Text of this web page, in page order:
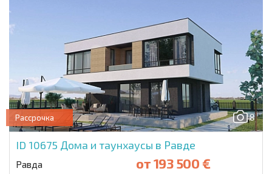
8
Рассрочка
ID 10675 Дома и таунхаусы в Равде
Равда от193 500 €